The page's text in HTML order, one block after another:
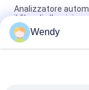
Analizzatore
il film, di alluminio
ASTM D642 ha
di schiacciamento
ISO3036 tipo
Wendy